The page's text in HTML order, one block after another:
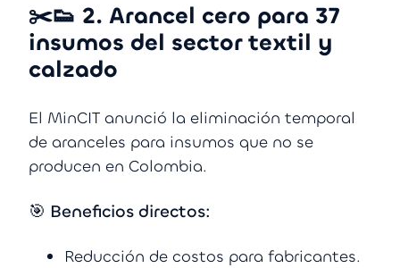
✂️👟 2. Arancel cero para 37
insumos del sector textil y
calzado
El MinCIT anunció la eliminación temporal
de aranceles para insumos que no se
producen en Colombia.
🎯 Beneficios directos:
Reducción de costos para fabricantes.